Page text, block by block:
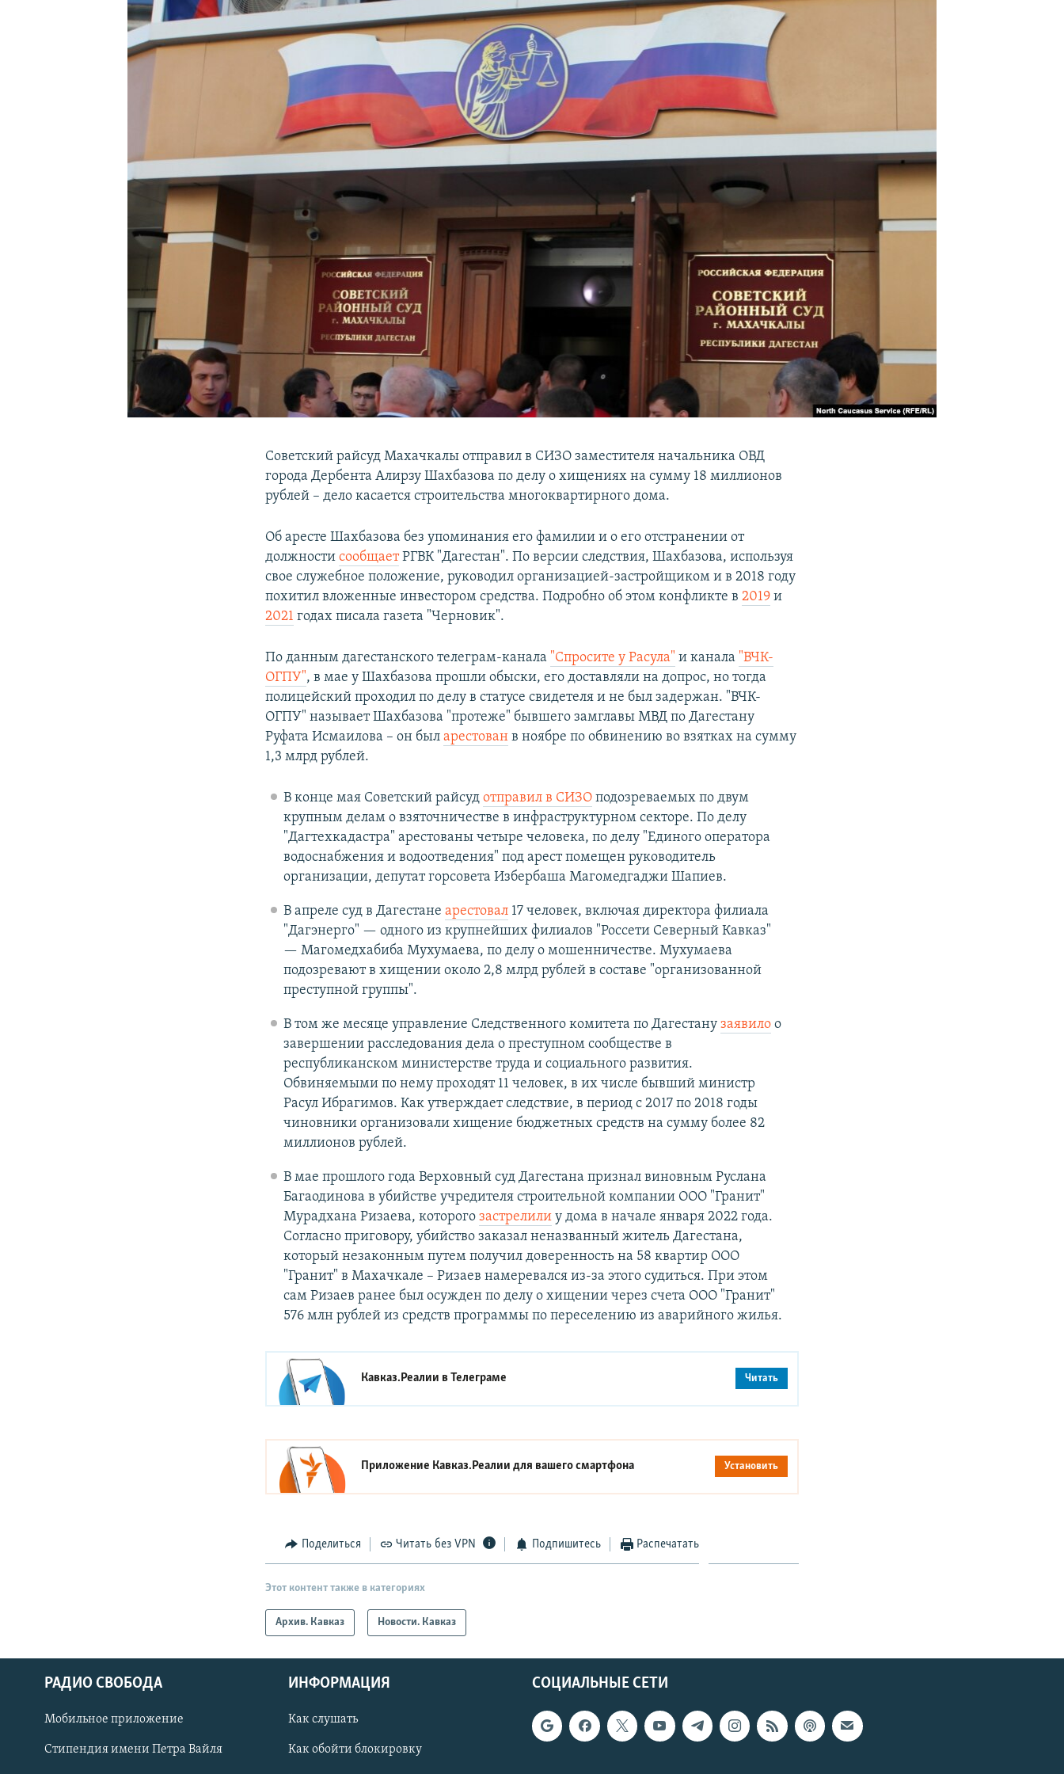
ПОДПИШИТЕСЬ НА РАССЫЛКУ
СОЦИАЛЬНЫЕ СЕТИ
Советский райсуд Махачкалы отправил в СИЗО заместителя начальника ОВД
города Дербента Алирзу Шахбазова по делу о хищениях на сумму 18 миллионов
рублей – дело касается строительства многоквартирного дома.
Об аресте Шахбазова без упоминания его фамилии и о его отстранении от
должностисообщаетРГВК "Дагестан". По версии следствия, Шахбазова, используя
свое служебное положение, руководил организацией-застройщиком и в 2018 году
похитил вложенные инвестором средства. Подробно об этом конфликте в2019 и
2021 годах писала газета "Черновик".
По данным дагестанского телеграм-канала "Спросите у Расула" и канала "ВЧК-
ОГПУ", в мае у Шахбазова прошли обыски, его доставляли на допрос, но тогда
полицейский проходил по делу в статусе свидетеля и не был задержан. "ВЧК-
ОГПУ" называет Шахбазова "протеже" бывшего замглавы МВД по Дагестану
Руфата Исмаилова – он быларестован в ноябре по обвинению во взятках на сумму
1,3 млрд рублей.
В конце мая Советский райсуд отправил в СИЗОподозреваемых по двум
крупным делам о взяточничестве в инфраструктурном секторе. По делу
"Дагтехкадастра" арестованы четыре человека, по делу "Единого оператора
водоснабжения и водоотведения" под арест помещен руководитель
организации, депутат горсовета Избербаша Магомедгаджи Шапиев.
В апреле суд в Дагестане арестовал17 человек, включая директора филиала
"Дагэнерго" — одного из крупнейших филиалов "Россети Северный Кавказ"
— Магомедхабиба Мухумаева, по делу о мошенничестве. Мухумаева
подозревают в хищении около 2,8 млрд рублей в составе "организованной
преступной группы".
В том же месяце управление Следственного комитета по Дагестану заявилоо
завершении расследования дела о преступном сообществе в
республиканском министерстве труда и социального развития.
Обвиняемыми по нему проходят 11 человек, в их числе бывший министр
Расул Ибрагимов. Как утверждает следствие, в период с 2017 по 2018 годы
чиновники организовали хищение бюджетных средств на сумму более 82
миллионов рублей.
В мае прошлого года Верховный суд Дагестана признал виновным Руслана
Багаодинова в убийстве учредителя строительной компании ООО "Гранит"
Мурадхана Ризаева, которого застрелилиу дома в начале января 2022 года.
Согласно приговору, убийство заказал неназванный житель Дагестана,
который незаконным путем получил доверенность на 58 квартир ООО
"Гранит" в Махачкале – Ризаев намеревался из-за этого судиться. При этом
сам Ризаев ранее был осужден по делу о хищении через счета ООО "Гранит"
576 млн рублей из средств программы по переселению из аварийного жилья.
Кавказ.Реалии вТелеграме Читать
Приложение Кавказ.Реалии для вашего смартфона Установить
Поделиться Читать без VPN Подпишитесь Распечатать
Этот контент также в категориях
Архив. Кавказ Новости. Кавказ
СОЦИАЛЬНЫЕ СЕТИ
РАДИО СВОБОДА
Мобильное приложение
Стипендия имени Петра Вайля
ИНФОРМАЦИЯ
Как слушать
Как обойти блокировку